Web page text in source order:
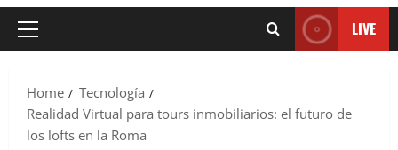
LIVE
Home
Tecnología
Realidad Virtual para tours inmobiliarios: el futuro de
los lofts en la Roma